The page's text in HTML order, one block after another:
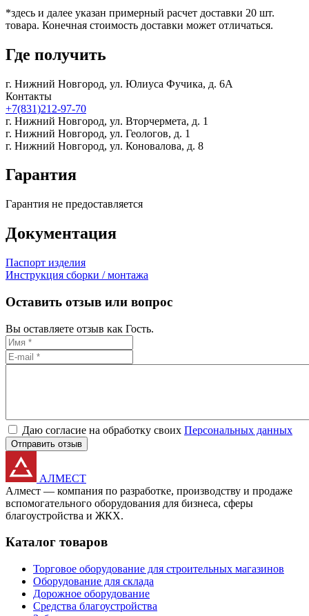
*здесь и далее указан примерный расчет доставки 20 шт.
товара. Конечная стоимость доставки может отличаться.
Где получить
г. Нижний Новгород, ул. Юлиуса Фучика, д. 6А
Контакты
+7(831)212-97-70
г. Нижний Новгород, ул. Вторчермета, д. 1
г. Нижний Новгород, ул. Геологов, д. 1
г. Нижний Новгород, ул. Коновалова, д. 8
Гарантия
Гарантия не предоставляется
Документация
Паспорт изделия
Инструкция сборки / монтажа
Оставить отзыв или вопрос
Вы оставляете отзыв как Гость.
Даю согласие на обработку своих Персональных данных
Отправить отзыв
АЛМЕСТ
Алмест — компания по разработке, производству и продаже
вспомогательного оборудования для бизнеса, сферы
благоустройства и ЖКХ.
Каталог товаров
Торговое оборудование для строительных магазинов
Оборудование для склада
Дорожное оборудование
Средства благоустройства